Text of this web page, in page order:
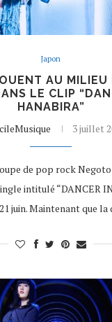
Japon
AU MILIEU
LE CLIP
HANABIRA”
3 juillet
de pop rock
intitulé “DANCER
juin. Maintenant que